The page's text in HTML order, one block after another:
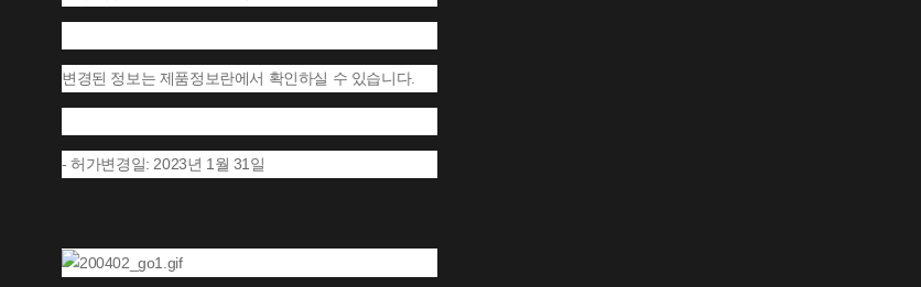
변경된 정보는 제품정보란에서 확인하실 수 있습니다.
- 허가변경일: 2023년 1월 31일